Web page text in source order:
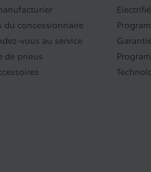
du concessionnaire
vous au service
de pneus